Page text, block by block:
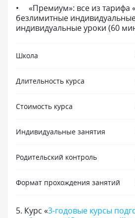
«Премиум»: все из тарифа
безлимитные
индивидуальные уроки (60
Школа
Длительность курса
Стоимость курса
Индивидуальные занятия
Родительский контроль
Формат прохождения занятий
5. Курс «3-годовые курсы